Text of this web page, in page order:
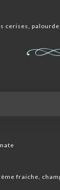
cerises,
fraiche,